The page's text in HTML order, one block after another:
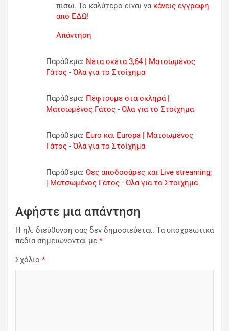
πίσω. Το καλύτερο είναι να κάνεις εγγραφή
από ΕΔΩ!
Απάντηση
Παράθεμα: Νέτα σκέτα 3,64 | Ματσωμένος
Γάτος - Όλα για το Στοίχημα
Παράθεμα: Πέφτουμε στα σκληρά |
Ματσωμένος Γάτος - Όλα για το Στοίχημα
Παράθεμα: Euro και Europa | Ματσωμένος
Γάτος - Όλα για το Στοίχημα
Παράθεμα: Θες αποδοσάρες και Live streaming;
| Ματσωμένος Γάτος - Όλα για το Στοίχημα
Αφήστε μια απάντηση
Η ηλ. διεύθυνση σας δεν δημοσιεύεται. Τα υποχρεωτικά
πεδία σημειώνονται με *
Σχόλιο *